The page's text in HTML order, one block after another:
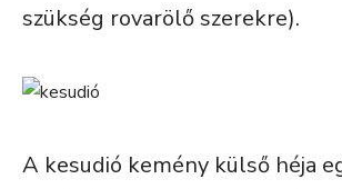
szükség rovarölő szerekre).
A kesudió kemény külső héja